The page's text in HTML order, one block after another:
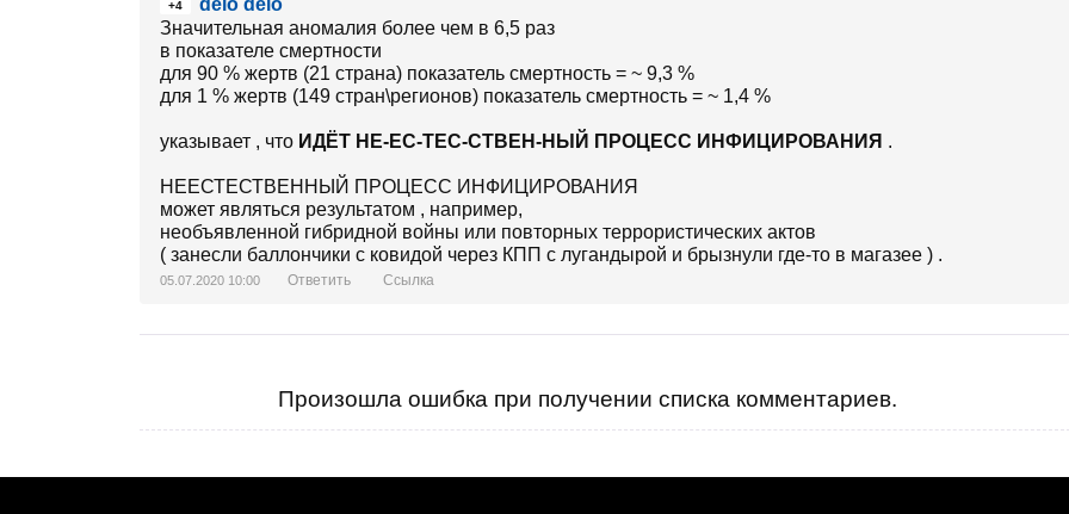
+4
delo delo
Значительная аномалия более чем в 6,5 раз
в показателе смертности
для 90 % жертв (21 страна) показатель смертность = ~ 9,3 %
для 1 % жертв (149 стран\регионов) показатель смертность = ~ 1,4 %
указывает , что ИДЁТ НЕ-ЕС-ТЕС-СТВЕН-НЫЙ ПРОЦЕСС ИНФИЦИРОВАНИЯ .
НЕЕСТЕСТВЕННЫЙ ПРОЦЕСС ИНФИЦИРОВАНИЯ
может являться результатом , например,
необъявленной гибридной войны или повторных террористических актов
( занесли баллончики с ковидой через КПП с лугандырой и брызнули где-то в магазее ) .
05.07.2020 10:00 Ответить Ссылка
Произошла ошибка при получении списка комментариев.